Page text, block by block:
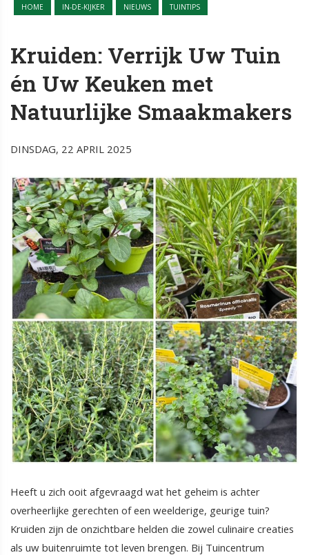
HOME IN-DE-KIJKER NIEUWS TUINTIPS
Kruiden: Verrijk Uw Tuin
én Uw Keuken met
Natuurlijke Smaakmakers
DINSDAG, 22 APRIL 2025
Heeft u zich ooit afgevraagd wat het geheim is achter
overheerlijke gerechten of een weelderige, geurige tuin?
Kruiden zijn de onzichtbare helden die zowel culinaire creaties
als uw buitenruimte tot leven brengen. Bij Tuincentrum